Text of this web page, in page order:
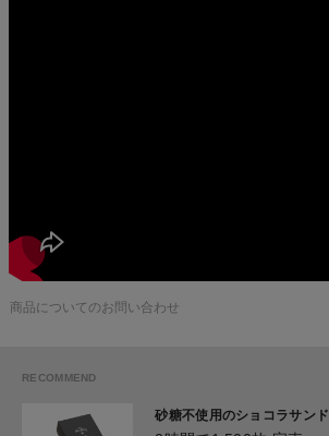
商品についてのお問い合わせ
砂糖不使用のショコラサンド